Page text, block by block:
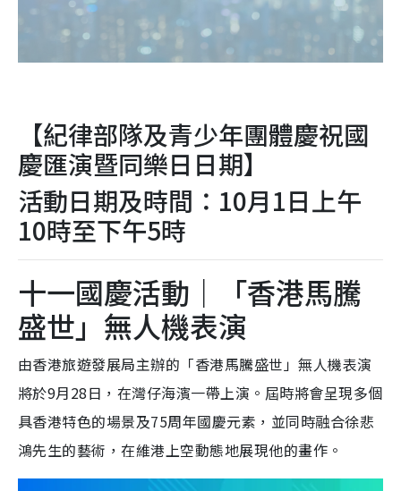
【紀律部隊及青少年團體慶祝國
慶匯演暨同樂日日期】
活動日期及時間：10月1日上午
10時至下午5時
十一國慶活動｜「香港馬騰
盛世」無人機表演
由香港旅遊發展局主辦的「香港馬騰盛世」無人機表演
將於9月28日，在灣仔海濱一帶上演。屆時將會呈現多個
具香港特色的場景及75周年國慶元素，並同時融合徐悲
鴻先生的藝術，在維港上空動態地展現他的畫作。